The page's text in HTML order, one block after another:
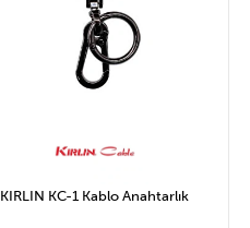
KIRLIN KC-1 Kablo Anahtarlık